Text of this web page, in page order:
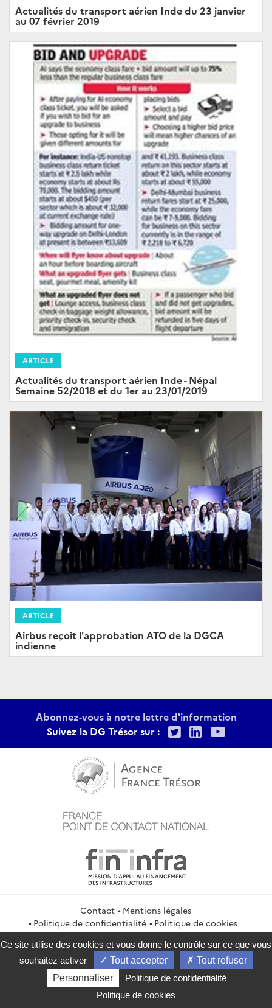
Actualités du transport aérien Inde du 23 janvier
au 07 février 2019
ARTICLE
Actualités du transport aérien Inde - Népal
Semaine 52/2018 et du 1er au 23/01/2019
ARTICLE
Airbus reçoit l'approbation ATO de la DGCA
indienne
Abonnez-vous à notre lettre d'information
Suivez la DG Trésor sur :
TwitterLinkedIn
Contact
Mentions légales
Politique de confidentialité
Politique de cookies
Gestion des cookies
Flux RSS
service-public.gouv.fr
legifrance.gouv.fr
info.gouv.fr
data.gouv.fr
2026 Direction générale du Trésor
Ce site utilise des cookies et vous donne le contrôle sur ce que vous
souhaitez activer
Tout accepter
Tout refuser
Personnaliser
Politique de confidentialité
Politique de cookies